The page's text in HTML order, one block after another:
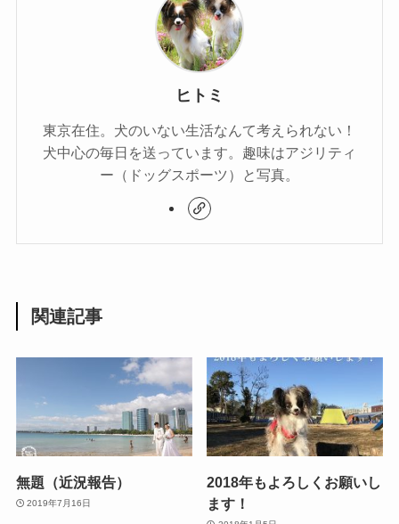
ヒトミ
東京在住。犬のいない生活なんて考えられない！
犬中心の毎日を送っています。趣味はアジリティ
ー（ドッグスポーツ）と写真。
関連記事
無題（近況報告）
2019年7月16日
2018年もよろしくお願いし
ます！